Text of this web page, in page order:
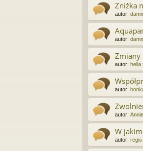
Zniżka
autor:
autor:
Zmiany
autor: hella
autor:
autor: Annie
W
autor: regis